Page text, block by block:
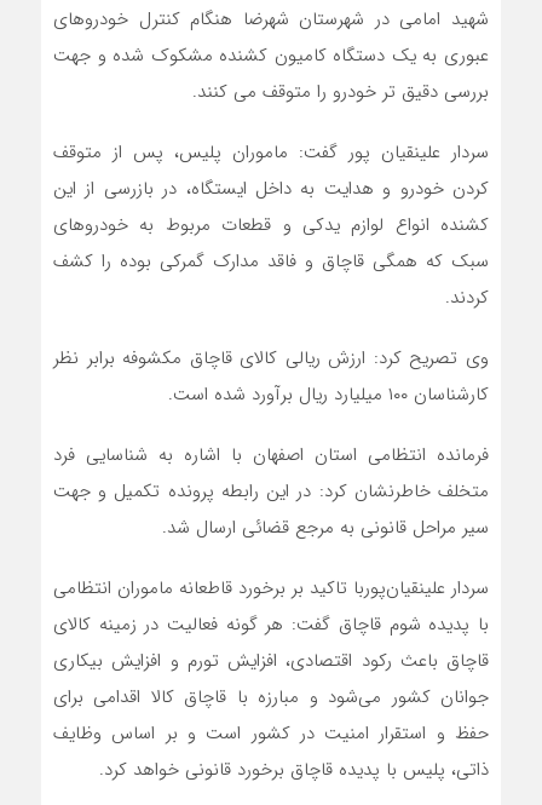
شهید امامی در شهرستان شهرضا هنگام کنترل خودروهای
عبوری به یک دستگاه کامیون کشنده مشکوک شده و جهت
بررسی دقیق تر خودرو را متوقف می کنند.
سردار علینقیان پور گفت: ماموران پلیس، پس از متوقف
کردن خودرو و هدایت به داخل ایستگاه، در بازرسی از این
کشنده انواع لوازم یدکی و قطعات مربوط به خودروهای
سبک که همگی قاچاق و فاقد مدارک گمرکی بوده را کشف
کردند.
وی تصریح کرد: ارزش ریالی کالای قاچاق مکشوفه برابر نظر
کارشناسان ۱۰۰ میلیارد ریال برآورد شده است.
فرمانده انتظامی استان اصفهان با اشاره به شناسایی فرد
متخلف خاطرنشان کرد: در این رابطه پرونده تکمیل و جهت
سیر مراحل قانونی به مرجع قضائی ارسال شد.
سردار علینقیان‌پوربا تاکید بر برخورد قاطعانه ماموران انتظامی
با پدیده شوم قاچاق گفت: هر گونه فعالیت در زمینه کالای
قاچاق باعث رکود اقتصادی، افزایش تورم و افزایش بیکاری
جوانان کشور می‌شود و مبارزه با قاچاق کالا اقدامی برای
حفظ و استقرار امنیت در کشور است و بر اساس وظایف
ذاتی، پلیس با پدیده قاچاق برخورد قانونی خواهد کرد.